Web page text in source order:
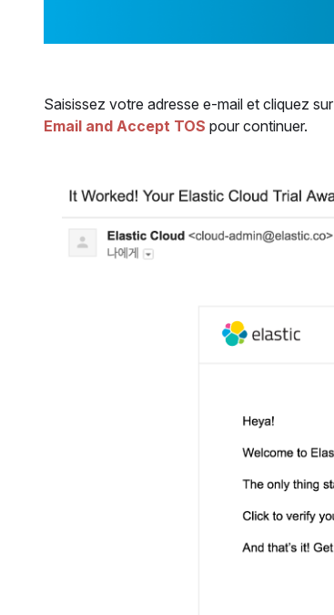
Saisissez votre adresse e-mail et cliquez sur
Email and Accept TOS pour continuer.